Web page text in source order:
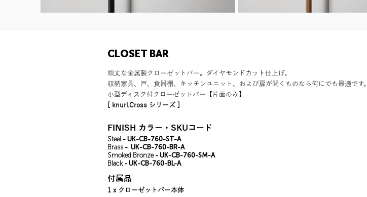
CLOSET BAR
頑丈な金属製クローゼットバー。ダイヤモンドカット仕上げ。
収納家具、戸、食器棚、キッチンユニット、および扉が開くものなら何にでも最適です。
小型ディスク付クローゼットバー【片面のみ】
[ knurl.Cross シリーズ ]
FINISH カラー・SKUコード
Steel- UK-CB-760-ST-A
Brass- UK-CB-760-BR-A
Smoked Bronze- UK-CB-760-SM-A
Black - UK-CB-760-BL-A
付属品
1 x クローゼットバー本体